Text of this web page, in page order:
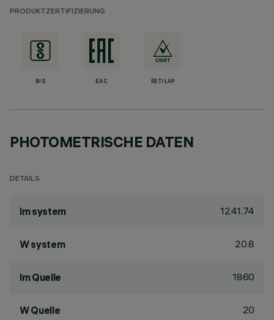
PRODUKTZERTIFIZIERUNG
BIS EAC RETILAP
PHOTOMETRISCHE DATEN
DETAILS
lm system 1241.74
W system 20.8
lm Quelle 1860
W Quelle 20